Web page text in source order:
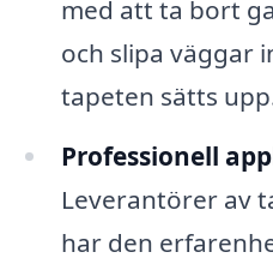
med att ta bort
och slipa väggar
tapeten sätts
Professionell
Leverantörer av
har den